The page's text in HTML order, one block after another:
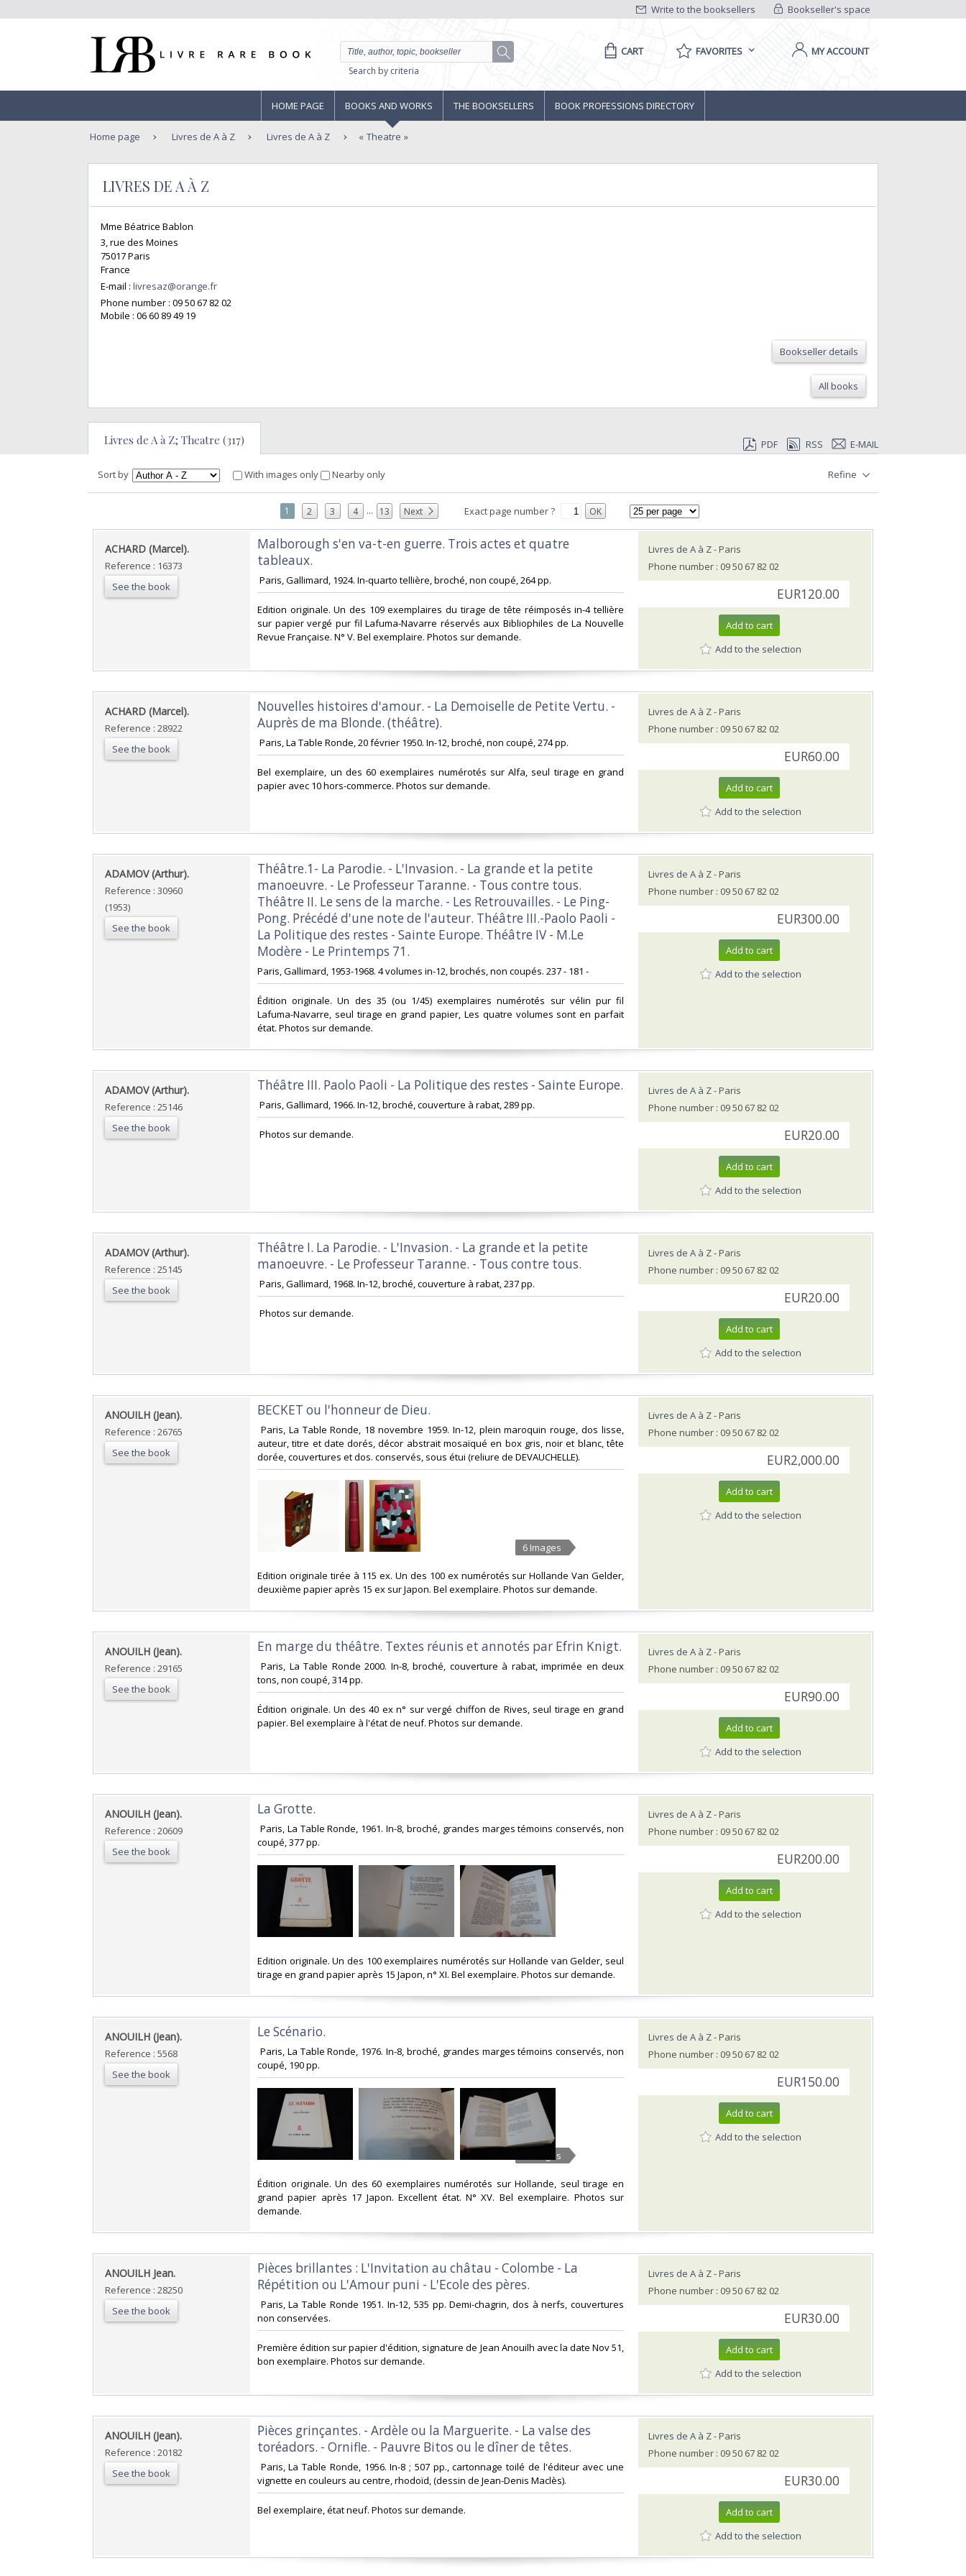
Bookseller's space
Write to the booksellers
Search by criteria
CART FAVORITES MY ACCOUNT
HOME PAGE BOOKS AND WORKS THE BOOKSELLERS BOOK PROFESSIONS DIRECTORY
Home page Livres de A à Z Livres de A à Z Theatre
LIVRES DE A À Z
Mme Béatrice Bablon
3, rue des Moines
75017 Paris
France
E-mail : livresaz@orange.fr
Phone number : 09 50 67 82 02
Mobile : 06 60 89 49 19
Bookseller details
All books
Livres de A à Z; Theatre (317) PDF RSS E-MAIL
Sort by With images only Nearby only Refine
1 2 3 4 ... 13 Next Exact page number ? OK
‎ACHARD (Marcel).‎
Reference : 16373
See the book
‎Malborough s'en va-t-en guerre. Trois actes et quatre
tableaux.‎
‎ Paris, Gallimard, 1924. In-quarto tellière, broché, non coupé, 264 pp. ‎
‎Edition originale. Un des 109 exemplaires du tirage de tête réimposés in-4 tellière
sur papier vergé pur fil Lafuma-Navarre réservés aux Bibliophiles de La Nouvelle
Revue Française. N° V. Bel exemplaire. Photos sur demande.‎
Livres de A à Z- Paris
Phone number : 09 50 67 82 02
EUR120.00
Add to cart
Add to the selection
‎ACHARD (Marcel).‎
Reference : 28922
See the book
‎Nouvelles histoires d'amour. - La Demoiselle de Petite Vertu. -
Auprès de ma Blonde. (théâtre).‎
‎ Paris, La Table Ronde, 20 février 1950. In-12, broché, non coupé, 274 pp. ‎
‎Bel exemplaire, un des 60 exemplaires numérotés sur Alfa, seul tirage en grand
papier avec 10 hors-commerce. Photos sur demande.‎
Livres de A à Z- Paris
Phone number : 09 50 67 82 02
EUR60.00
Add to cart
Add to the selection
‎ADAMOV (Arthur).‎
Reference : 30960
(1953)
See the book
‎Théâtre.1- La Parodie. - L'Invasion. - La grande et la petite
manoeuvre. - Le Professeur Taranne. - Tous contre tous.
Théâtre II. Le sens de la marche. - Les Retrouvailles. - Le Ping-
Pong. Précédé d'une note de l'auteur. Théâtre III.-Paolo Paoli -
La Politique des restes - Sainte Europe. Théâtre IV - M.Le
Modère - Le Printemps 71. ‎
‎Paris, Gallimard, 1953-1968. 4 volumes in-12, brochés, non coupés. 237 - 181 - ‎
‎Édition originale. Un des 35 (ou 1/45) exemplaires numérotés sur vélin pur fil
Lafuma-Navarre, seul tirage en grand papier, Les quatre volumes sont en parfait
état. Photos sur demande.‎
Livres de A à Z- Paris
Phone number : 09 50 67 82 02
EUR300.00
Add to cart
Add to the selection
‎ADAMOV (Arthur).‎
Reference : 25146
See the book
‎Théâtre III. Paolo Paoli - La Politique des restes - Sainte Europe.‎
‎ Paris, Gallimard, 1966. In-12, broché, couverture à rabat, 289 pp. ‎
‎ Photos sur demande.‎
Livres de A à Z- Paris
Phone number : 09 50 67 82 02
EUR20.00
Add to cart
Add to the selection
‎ADAMOV (Arthur).‎
Reference : 25145
See the book
‎Théâtre I. La Parodie. - L'Invasion. - La grande et la petite
manoeuvre. - Le Professeur Taranne. - Tous contre tous.‎
‎ Paris, Gallimard, 1968. In-12, broché, couverture à rabat, 237 pp. ‎
‎ Photos sur demande.‎
Livres de A à Z- Paris
Phone number : 09 50 67 82 02
EUR20.00
Add to cart
Add to the selection
‎ANOUILH (Jean).‎
Reference : 26765
See the book
‎BECKET ou l'honneur de Dieu.‎
‎ Paris, La Table Ronde, 18 novembre 1959. In-12, plein maroquin rouge, dos lisse,
auteur, titre et date dorés, décor abstrait mosaïqué en box gris, noir et blanc, tête
dorée, couvertures et dos. conservés, sous étui (reliure de DEVAUCHELLE). ‎
6 Images
‎Edition originale tirée à 115 ex. Un des 100 ex numérotés sur Hollande Van Gelder,
deuxième papier après 15 ex sur Japon. Bel exemplaire. Photos sur demande.‎
Livres de A à Z- Paris
Phone number : 09 50 67 82 02
EUR2,000.00
Add to cart
Add to the selection
‎ANOUILH (Jean).‎
Reference : 29165
See the book
‎En marge du théâtre. Textes réunis et annotés par Efrin Knigt.‎
‎ Paris, La Table Ronde 2000. In-8, broché, couverture à rabat, imprimée en deux
tons, non coupé, 314 pp. ‎
‎Édition originale. Un des 40 ex n° sur vergé chiffon de Rives, seul tirage en grand
papier. Bel exemplaire à l'état de neuf. Photos sur demande.‎
Livres de A à Z- Paris
Phone number : 09 50 67 82 02
EUR90.00
Add to cart
Add to the selection
‎ANOUILH (Jean).‎
Reference : 20609
See the book
‎La Grotte.‎
‎ Paris, La Table Ronde, 1961. In-8, broché, grandes marges témoins conservés, non
coupé, 377 pp. ‎
‎Edition originale. Un des 100 exemplaires numérotés sur Hollande van Gelder, seul
tirage en grand papier après 15 Japon, n° XI. Bel exemplaire. Photos sur demande.‎
Livres de A à Z- Paris
Phone number : 09 50 67 82 02
EUR200.00
Add to cart
Add to the selection
‎ANOUILH (Jean).‎
Reference : 5568
See the book
‎Le Scénario.‎
‎ Paris, La Table Ronde, 1976. In-8, broché, grandes marges témoins conservés, non
coupé, 190 pp. ‎
4 Images
‎Édition originale. Un des 60 exemplaires numérotés sur Hollande, seul tirage en
grand papier après 17 Japon. Excellent état. N° XV. Bel exemplaire. Photos sur
demande.‎
Livres de A à Z- Paris
Phone number : 09 50 67 82 02
EUR150.00
Add to cart
Add to the selection
‎ANOUILH Jean.‎
Reference : 28250
See the book
‎Pièces brillantes : L'Invitation au châtau - Colombe - La
Répétition ou L'Amour puni - L'Ecole des pères.‎
‎ Paris, La Table Ronde 1951. In-12, 535 pp. Demi-chagrin, dos à nerfs, couvertures
non conservées. ‎
‎Première édition sur papier d'édition, signature de Jean Anouilh avec la date Nov 51,
bon exemplaire. Photos sur demande.‎
Livres de A à Z- Paris
Phone number : 09 50 67 82 02
EUR30.00
Add to cart
Add to the selection
‎ANOUILH (Jean).‎
Reference : 20182
See the book
‎Pièces grinçantes. - Ardèle ou la Marguerite. - La valse des
toréadors. - Ornifle. - Pauvre Bitos ou le dîner de têtes.‎
‎ Paris, La Table Ronde, 1956. In-8 ; 507 pp., cartonnage toilé de l'éditeur avec une
vignette en couleurs au centre, rhodoïd, (dessin de Jean-Denis Maclès). ‎
‎Bel exemplaire, état neuf. Photos sur demande.‎
Livres de A à Z- Paris
Phone number : 09 50 67 82 02
EUR30.00
Add to cart
Add to the selection